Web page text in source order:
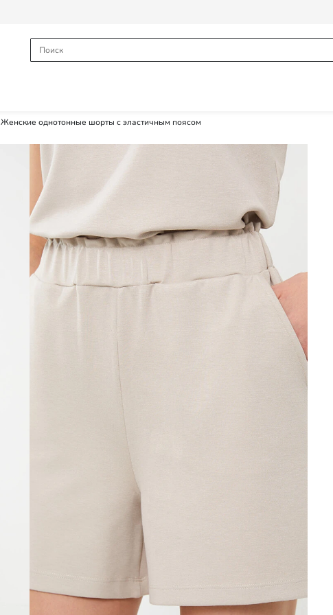
Женские однотонные шорты с эластичным поясом